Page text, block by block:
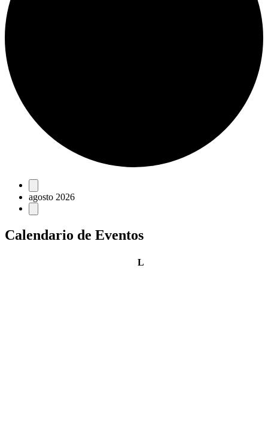
Eventos
agosto 2026
Calendario de Eventos
Llunes